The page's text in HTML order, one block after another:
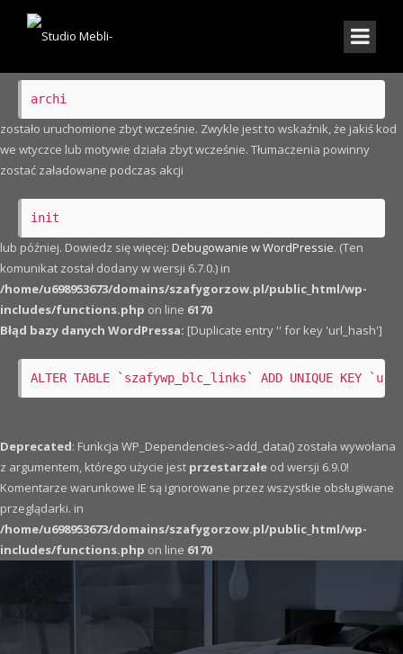
Notice: Funkcja _load_textdomain_just_in_time została wywołana
archi
zostało uruchomione zbyt wcześnie. Zwykle jest to wskaźnik, że jakiś kod
we wtyczce lub motywie działa zbyt wcześnie. Tłumaczenia powinny
zostać załadowane podczas akcji
init
lub później. Dowiedz się więcej: Debugowanie w WordPressie. (Ten
komunikat został dodany w wersji 6.7.0.) in
/home/u698953673/domains/szafygorzow.pl/public_html/wp-
includes/functions.php on line 6170
Błąd bazy danych WordPressa: [Duplicate entry '' for key 'url_hash']
ALTER TABLE `szafywp_blc_links` ADD UNIQUE KEY
Deprecated: Funkcja WP_Dependencies->add_data() została wywołana
z argumentem, którego użycie jest przestarzałe od wersji 6.9.0!
Komentarze warunkowe IE są ignorowane przez wszystkie obsługiwane
przeglądarki. in
/home/u698953673/domains/szafygorzow.pl/public_html/wp-
includes/functions.php on line 6170